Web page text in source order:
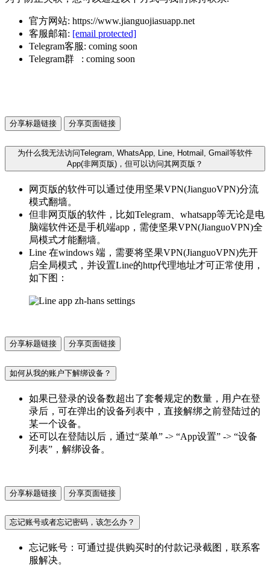
官方网站: https://www.jianguojiasuapp.net
客服邮箱: [email protected]
Telegram客服: coming soon
Telegram群 : coming soon
分享标题链接 分享页面链接
为什么我无法访问Telegram, WhatsApp, Line, Hotmail, Gmail等软件
App(非网页版)，但可以访问其网页版？
网页版的软件可以通过使用坚果VPN(JianguoVPN)分流
模式翻墙。
但非网页版的软件，比如Telegram、whatsapp等无论是电
脑端软件还是手机端app，需使坚果VPN(JianguoVPN)全
局模式才能翻墙。
Line 在windows 端，需要将坚果VPN(JianguoVPN)先开
启全局模式，并设置Line的http代理地址才可正常使用，
如下图：
分享标题链接 分享页面链接
如何从我的账户下解绑设备？
如果已登录的设备数超出了套餐规定的数量，用户在登
录后，可在弹出的设备列表中，直接解绑之前登陆过的
某一个设备。
还可以在登陆以后，通过“菜单” -> “App设置” -> “设备
列表”，解绑设备。
分享标题链接 分享页面链接
忘记账号或者忘记密码，该怎么办？
忘记账号：可通过提供购买时的付款记录截图，联系客
服解决。